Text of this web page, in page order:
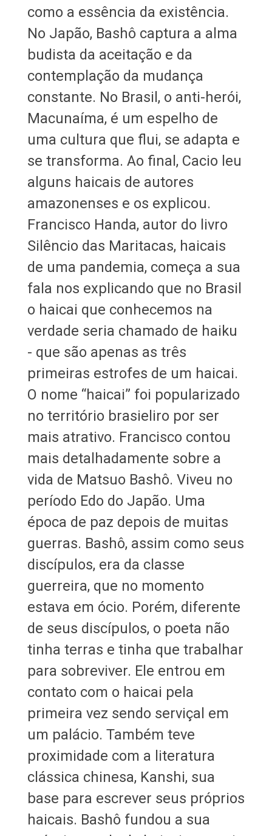
como a essência da existência.
No Japão, Bashô captura a alma
budista da aceitação e da
contemplação da mudança
constante. No Brasil, o anti-herói,
Macunaíma, é um espelho de
uma cultura que flui, se adapta e
se transforma. Ao final, Cacio leu
alguns haicais de autores
amazonenses e os explicou.
Francisco Handa, autor do livro
Silêncio das Maritacas, haicais
de uma pandemia, começa a sua
fala nos explicando que no Brasil
o haicai que conhecemos na
verdade seria chamado de haiku
- que são apenas as três
primeiras estrofes de um haicai.
O nome “haicai” foi popularizado
no território brasieliro por ser
mais atrativo. Francisco contou
mais detalhadamente sobre a
vida de Matsuo Bashô. Viveu no
período Edo do Japão. Uma
época de paz depois de muitas
guerras. Bashô, assim como seus
discípulos, era da classe
guerreira, que no momento
estava em ócio. Porém, diferente
de seus discípulos, o poeta não
tinha terras e tinha que trabalhar
para sobreviver. Ele entrou em
contato com o haicai pela
primeira vez sendo serviçal em
um palácio. Também teve
proximidade com a literatura
clássica chinesa, Kanshi, sua
base para escrever seus próprios
haicais. Bashô fundou a sua